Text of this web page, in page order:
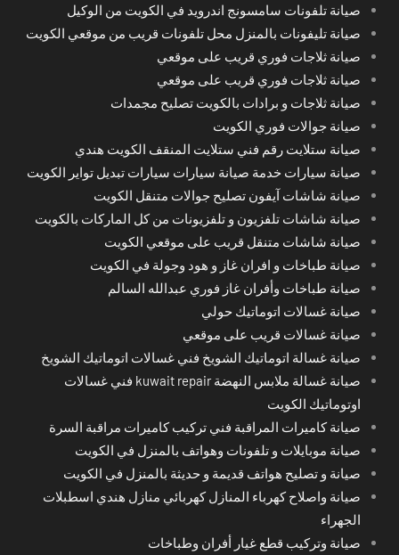
صيانة تلفونات سامسونج اندرويد في الكويت من الوكيل
صيانة تليفونات بالمنزل محل تلفونات قريب من موقعي الكويت
صيانة ثلاجات فوري قريب على موقعي
صيانة ثلاجات فوري قريب على موقعي
صيانة ثلاجات و برادات بالكويت تصليح مجمدات
صيانة جوالات فوري الكويت
صيانة ستلايت رقم فني ستلايت المنقف الكويت هندي
صيانة سيارات خدمة صيانة سيارات سيارات تبديل تواير الكويت
صيانة شاشات آيفون تصليح جوالات متنقل الكويت
صيانة شاشات تلفزيون و تلفزيونات من كل الماركات بالكويت
صيانة شاشات متنقل قريب على موقعي الكويت
صيانة طباخات و افران غاز و هود وجولة في الكويت
صيانة طباخات وأفران غاز فوري عبدالله السالم
صيانة غسالات اتوماتيك حولي
صيانة غسالات قريب على موقعي
صيانة غسالة اتوماتيك الشويخ فني غسالات اتوماتيك الشويخ
صيانة غسالة ملابس النهضة kuwait repair فني غسالات
اوتوماتيك الكويت
صيانة كاميرات المراقبة فني تركيب كاميرات مراقبة السرة
صيانة موبايلات و تلفونات وهواتف بالمنزل في الكويت
صيانة و تصليح هواتف قديمة و حديثة بالمنزل في الكويت
صيانة واصلاح كهرباء المنازل كهربائي منازل هندي اسطبلات
الجهراء
صيانة وتركيب قطع غيار أفران وطباخات